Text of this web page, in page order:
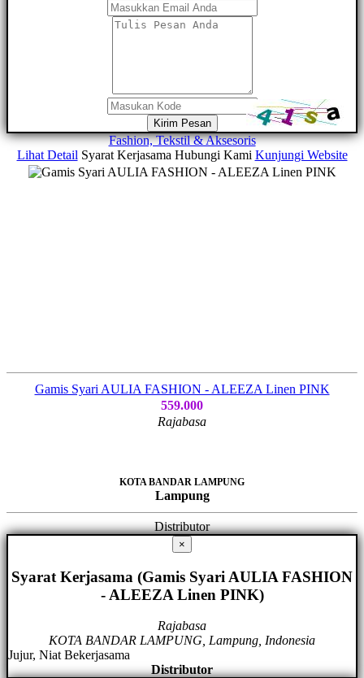
Kirim Pesan
Fashion, Tekstil & Aksesoris
Lihat Detail Syarat Kerjasama Hubungi Kami Kunjungi Website
Gamis Syari AULIA FASHION - ALEEZA Linen PINK
559.000
Rajabasa
KOTA BANDAR LAMPUNG
Lampung
Distributor
×
Syarat Kerjasama (Gamis Syari AULIA FASHION
- ALEEZA Linen PINK)
Rajabasa
KOTA BANDAR LAMPUNG, Lampung, Indonesia
Jujur, Niat Bekerjasama
Distributor